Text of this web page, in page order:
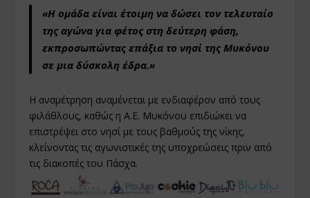
«Η ομάδα είναι έτοιμη να δώσει τον τελευταίο
της αγώνα για φέτος στη δεύτερη φάση,
εκπροσωπώντας επάξια το νησί της Μυκόνου
σε μια δύσκολη έδρα.»
Η αναμέτρηση αναμένεται με ενδιαφέρον από τους
φιλάθλους, καθώς η Α.Ε. Μυκόνου επιδιώκει να
επιστρέψει στο νησί με τους βαθμούς της νίκης,
κλείνοντας τις αγωνιστικές της υποχρεώσεις πριν από
τις διακοπές του Πάσχα.